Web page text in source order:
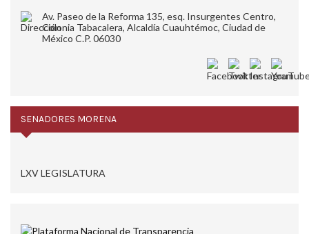
Av. Paseo de la Reforma 135, esq. Insurgentes Centro,
Colonia Tabacalera, Alcaldía Cuauhtémoc, Ciudad de
México C.P. 06030
SENADORES MORENA
LXV LEGISLATURA